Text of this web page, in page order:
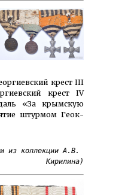
крест III
крест IV
«За крымскую
штурмом Геок-
из коллекции А.В.
Кирилина)